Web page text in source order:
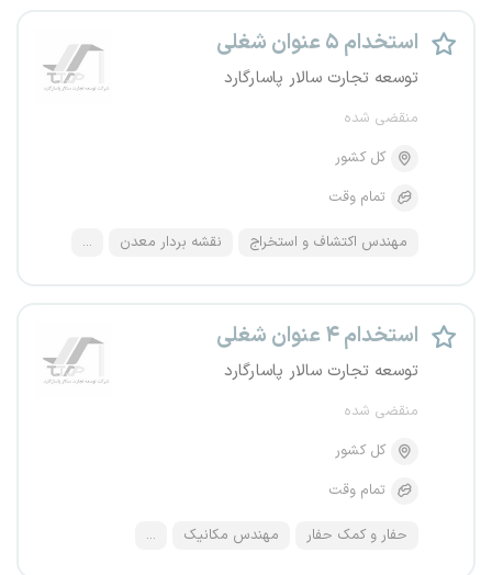
استخدام ۵ عنوان شغلی
توسعه تجارت سالار پاسارگارد
منقضی شده
کل کشور
تمام وقت
مهندس اکتشاف و استخراج نقشه بردار معدن ...
استخدام ۴ عنوان شغلی
توسعه تجارت سالار پاسارگارد
منقضی شده
کل کشور
تمام وقت
حفار و کمک حفار مهندس مکانیک ...